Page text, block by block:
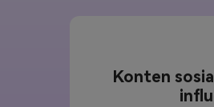
Konten